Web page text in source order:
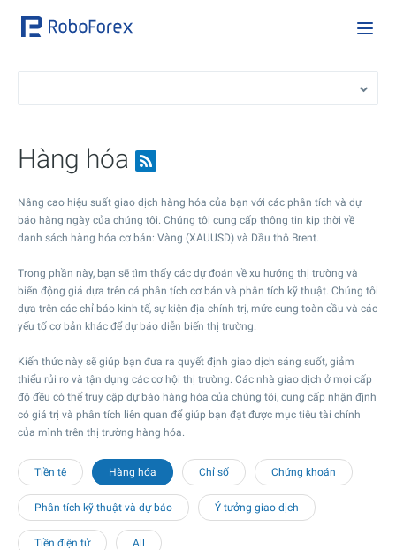
Hàng hóa
Nâng cao hiệu suất giao dịch hàng hóa của bạn với các phân tích và dự
báo hàng ngày của chúng tôi. Chúng tôi cung cấp thông tin kịp thời về
danh sách hàng hóa cơ bản: Vàng (XAUUSD) và Dầu thô Brent.
Trong phần này, bạn sẽ tìm thấy các dự đoán về xu hướng thị trường và
biến động giá dựa trên cả phân tích cơ bản và phân tích kỹ thuật. Chúng tôi
dựa trên các chỉ báo kinh tế, sự kiện địa chính trị, mức cung toàn cầu và các
yếu tố cơ bản khác để dự báo diễn biến thị trường.
Kiến thức này sẽ giúp bạn đưa ra quyết định giao dịch sáng suốt, giảm
thiểu rủi ro và tận dụng các cơ hội thị trường. Các nhà giao dịch ở mọi cấp
độ đều có thể truy cập dự báo hàng hóa của chúng tôi, cung cấp nhận định
có giá trị và phân tích liên quan để giúp bạn đạt được mục tiêu tài chính
của mình trên thị trường hàng hóa.
Tiền tệ Hàng hóa Chỉ số Chứng khoán
Phân tích kỹ thuật và dự báo Ý tưởng giao dịch
Tiền điện tử All